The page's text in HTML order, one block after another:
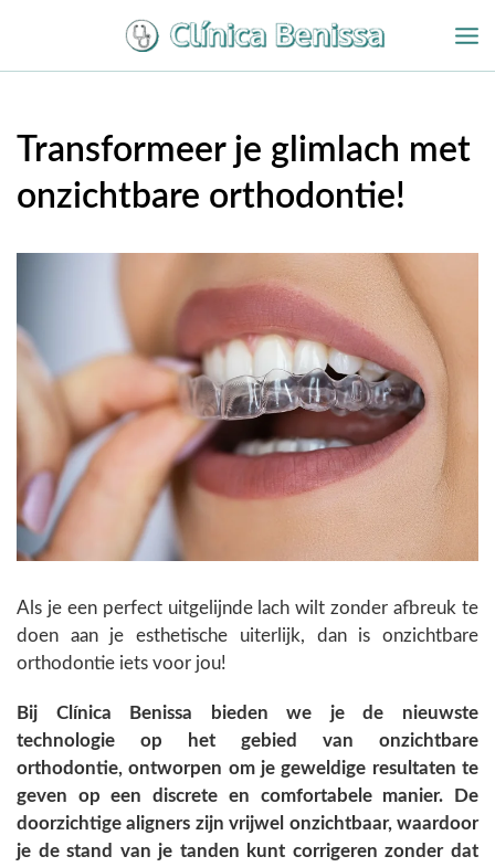
inhoud
Transformeer je glimlach met
onzichtbare orthodontie!
Als je een perfect uitgelijnde lach wilt zonder afbreuk te
doen aan je esthetische uiterlijk, dan is onzichtbare
orthodontie iets voor jou!
Bij Clínica Benissa bieden we je de nieuwste
technologie op het gebied van onzichtbare
orthodontie, ontworpen om je geweldige resultaten te
geven op een discrete en comfortabele manier. De
doorzichtige aligners zijn vrijwel onzichtbaar, waardoor
je de stand van je tanden kunt corrigeren zonder dat